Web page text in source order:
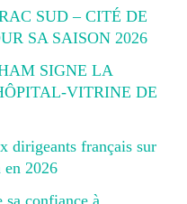
SUD – CITÉ DE
SA SAISON 2026
SIGNE LA
VITRINE DE
dirigeants français sur
en 2026
sa confiance à